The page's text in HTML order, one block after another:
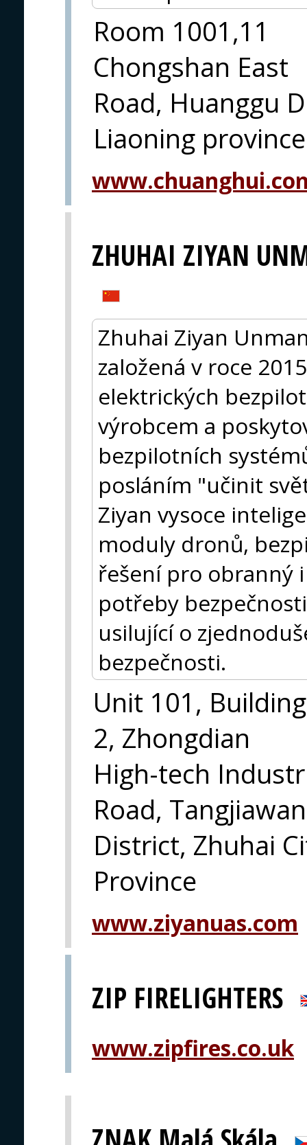
Room 1001,11
Chongshan East
Road, Huanggu
Liaoning
ZHUHAI ZIYAN
Zhuhai Ziyan
založená v roce
elektrických
výrobcem a
bezpilotních
posláním "učinit
Ziyan vysoce
moduly dronů,
řešení pro obranný
potřeby
usilující o
bezpečnosti.
Unit 101, Building
2, Zhongdian
High-tech
Road,
District, Zhuhai
Province
www.ziyanuas.com
ZIP FIRELIGHTERS
www.zipfires.co.uk